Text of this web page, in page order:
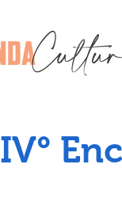
IV°